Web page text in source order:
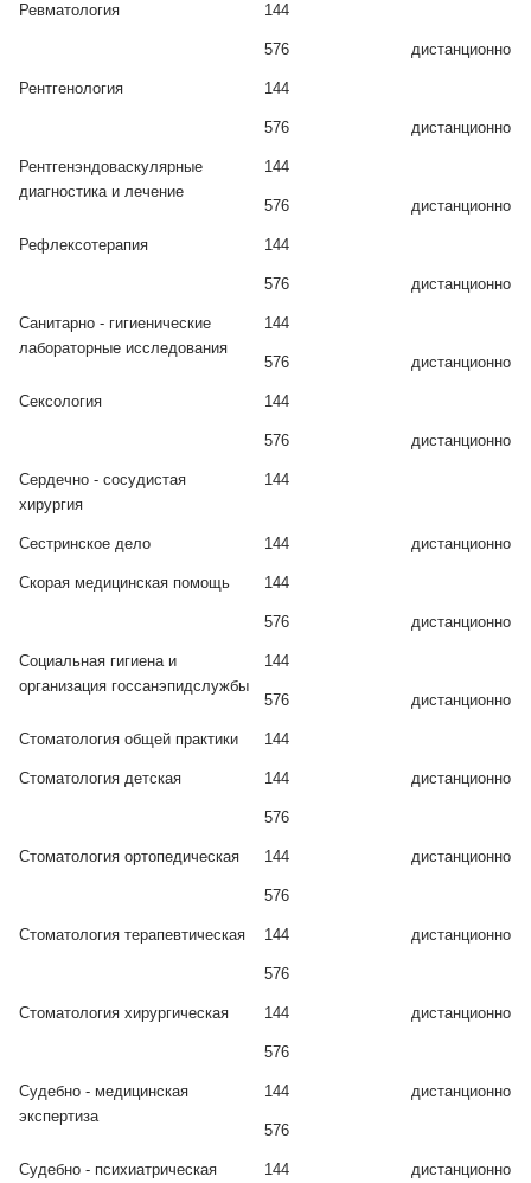
Ревматология 144
576 дистанционно
Рентгенология 144
576 дистанционно
Рентгенэндоваскулярные
диагностика и лечение
144
576 дистанционно
Рефлексотерапия 144
576 дистанционно
Санитарно - гигиенические
лабораторные исследования
144
576 дистанционно
Сексология 144
576 дистанционно
Сердечно - сосудистая
хирургия
144
Сестринское дело 144 дистанционно
Скорая медицинская помощь 144
576 дистанционно
Социальная гигиена и
организация госсанэпидслужбы
144
576 дистанционно
Стоматология общей практики 144
Стоматология детская 144 дистанционно
576
Стоматология ортопедическая 144 дистанционно
576
Стоматология терапевтическая 144 дистанционно
576
Стоматология хирургическая 144 дистанционно
576
Судебно - медицинская
экспертиза
144 дистанционно
576
Судебно - психиатрическая
144 дистанционно